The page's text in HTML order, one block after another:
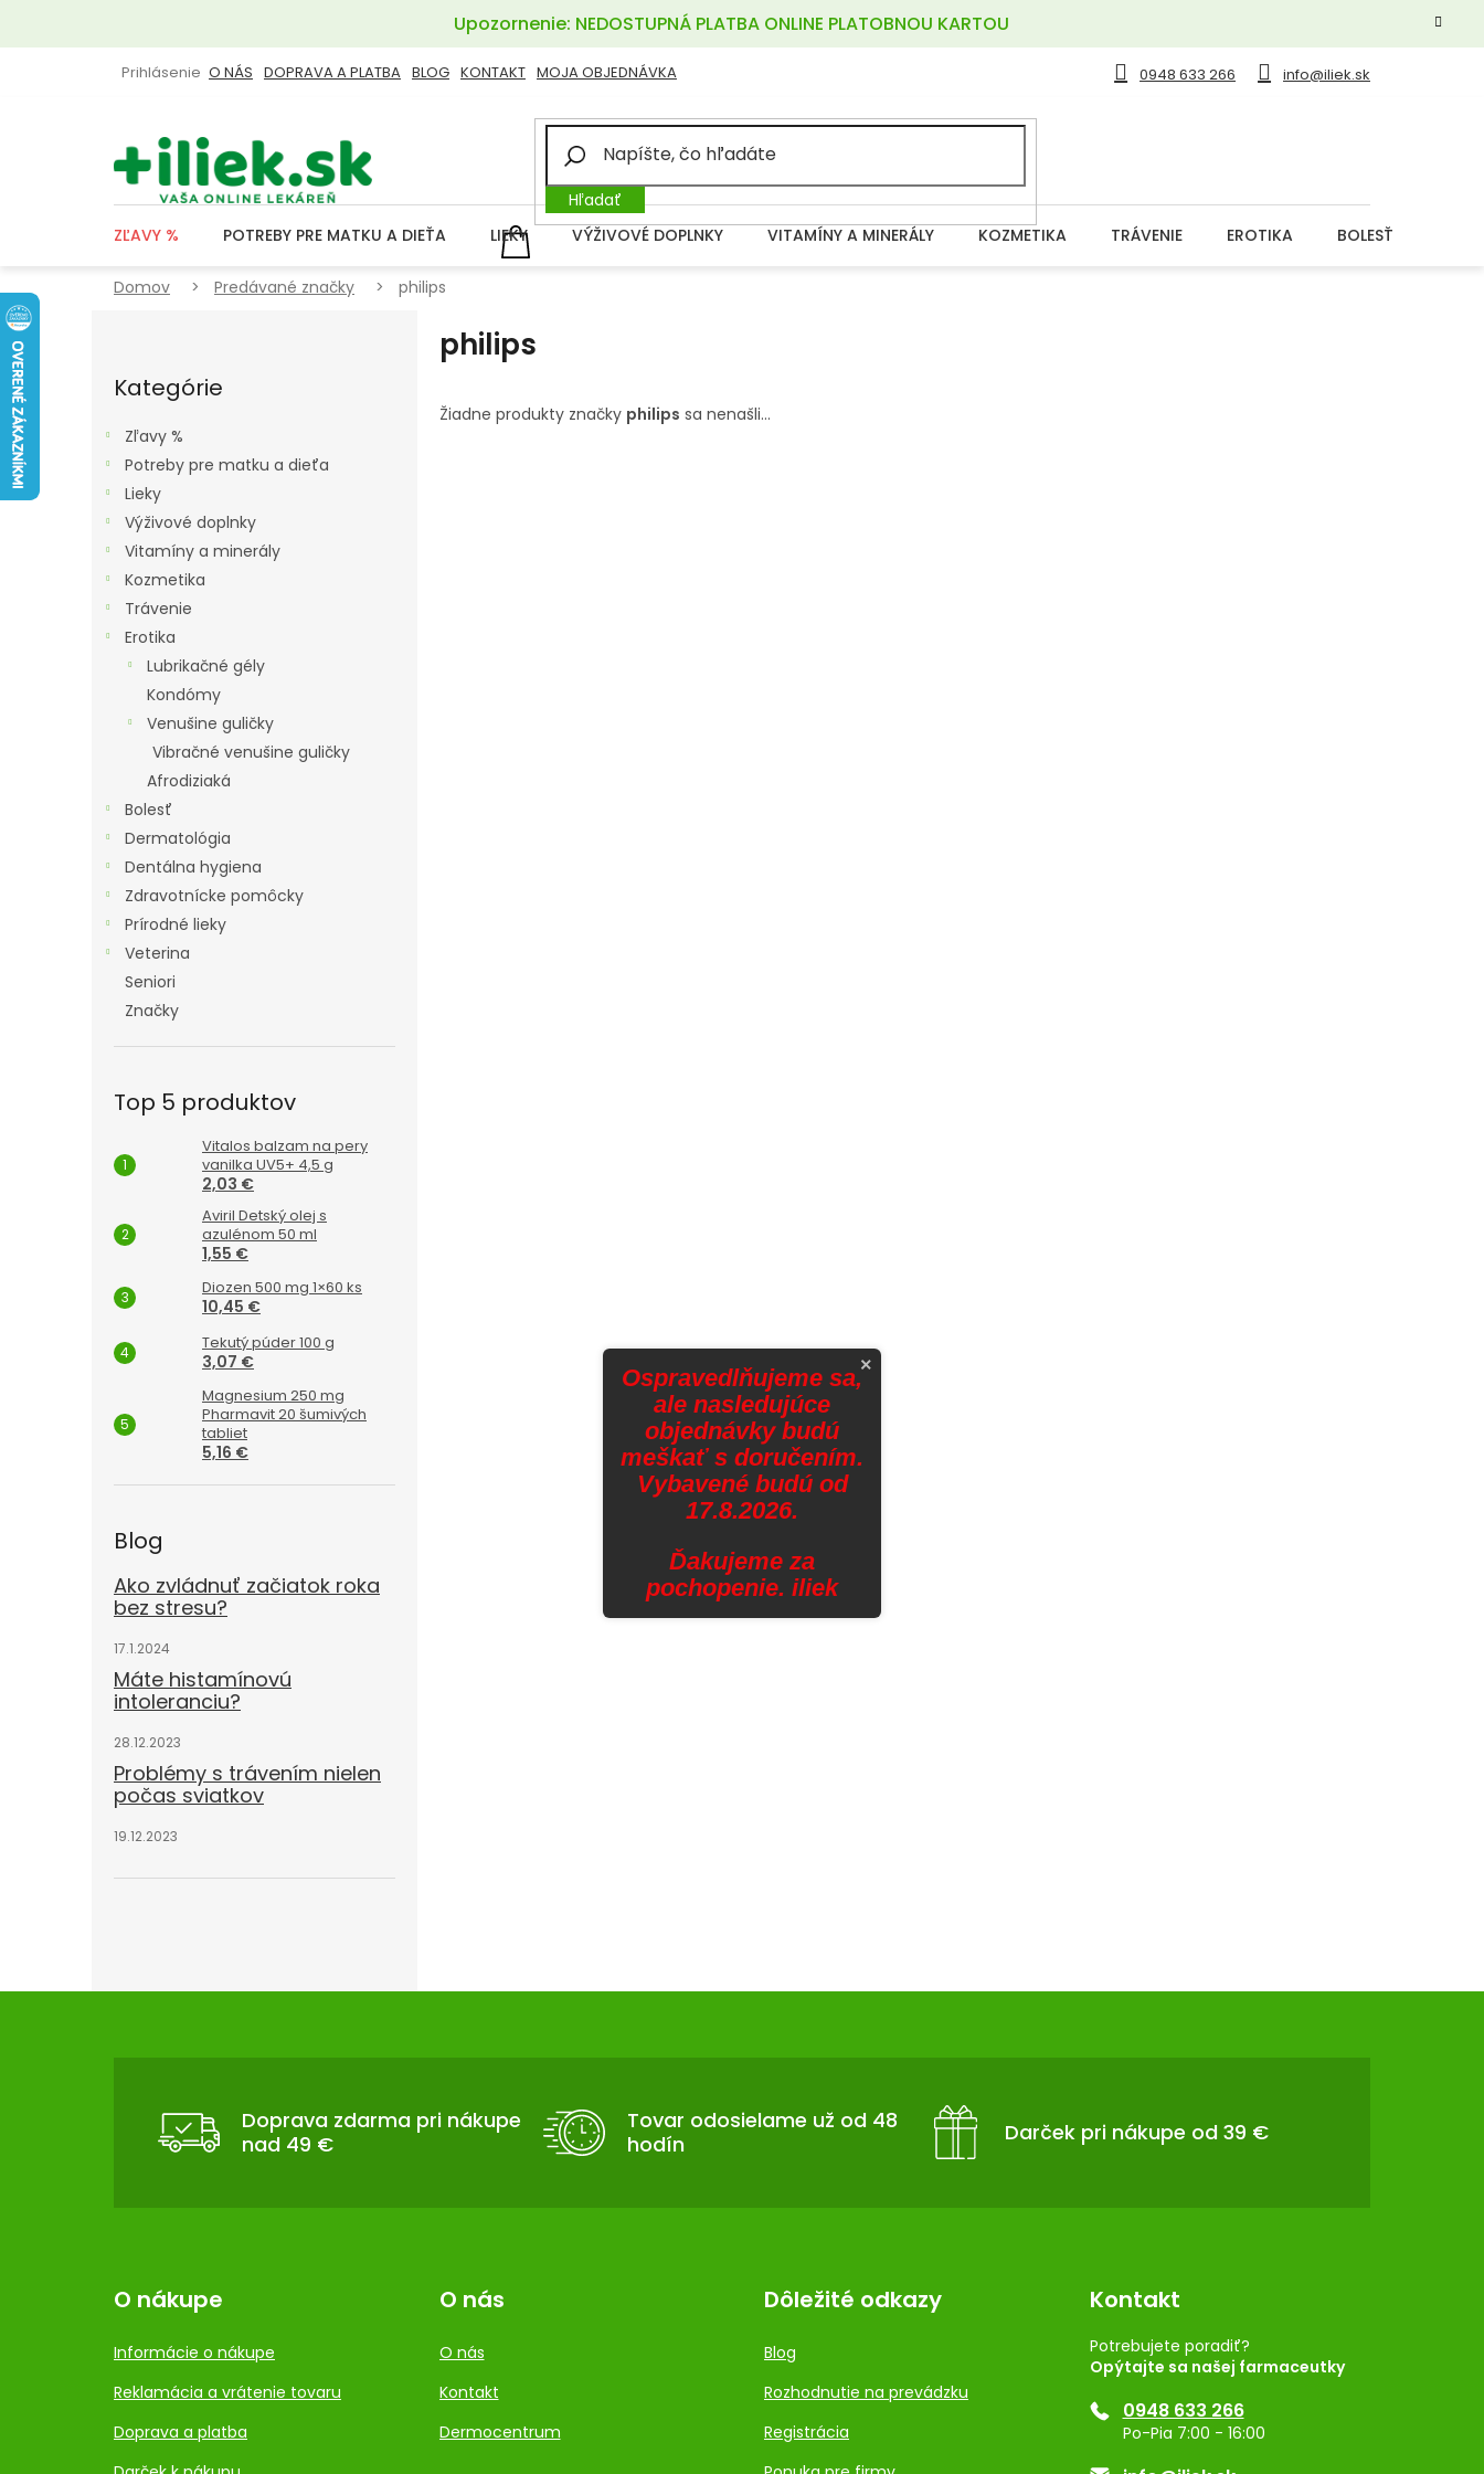
obsah
Upozornenie: NEDOSTUPNÁ PLATBA ONLINE PLATOBNOU KARTOU
0948 633 266 info@iliek.sk
O NÁS DOPRAVA A PLATBA BLOG KONTAKT MOJA OBJEDNÁVKA
Prihlásenie
Hľadať
NÁKUPNÝ
KOŠÍK
ZĽAVY % POTREBY PRE MATKU A DIEŤA LIEKY VÝŽIVOVÉ DOPLNKY VITAMÍNY A MINERÁLY KOZMETIKA TRÁVENIE EROTIKA BOLESŤ
Domov Predávané značky philips
A
N
kategórie
Kategórie
Zľavy %
Potreby pre matku a dieťa
Lieky
Výživové doplnky
Vitamíny a minerály
Kozmetika
Trávenie
Erotika
Lubrikačné gély
Kondómy
Venušine guličky
Vibračné venušine guličky
Afrodiziaká
Bolesť
Dermatológia
Dentálna hygiena
Zdravotnícke pomôcky
Prírodné lieky
Veterina
Seniori
Značky
Top 5 produktov
Vitalos balzam na pery
vanilka UV5+ 4,5 g
2,03 €
Aviril Detský olej s
azulénom 50 ml
1,55 €
Diozen 500 mg 1×60 ks
10,45 €
Tekutý púder 100 g
3,07 €
Magnesium 250 mg
Pharmavit 20 šumivých
tabliet
5,16 €
Blog
Ako zvládnuť začiatok roka
bez stresu?
17.1.2024
Máte histamínovú
intoleranciu?
28.12.2023
Problémy s trávením nielen
počas sviatkov
19.12.2023
philips
Žiadne produkty značky philips sa nenašli...
Z
Doprava zdarma pri nákupe
nad 49 €
Tovar odosielame už od 48
hodín
Darček pri nákupe od 39 €
O nákupe
Informácie o nákupe
Reklamácia a vrátenie tovaru
Doprava a platba
O nás
O nás
Kontakt
Dermocentrum
Dôležité odkazy
Blog
Rozhodnutie na prevádzku
Registrácia
Kontakt
Potrebujete poradiť?
Opýtajte sa našej farmaceutky
0948 633 266
Po-Pia 7:00 - 16:00
×
Ospravedlňujeme sa,
ale nasledujúce
objednávky budú
meškať s doručením.
Vybavené budú od
17.8.2026.
Ďakujeme za
pochopenie. iliek